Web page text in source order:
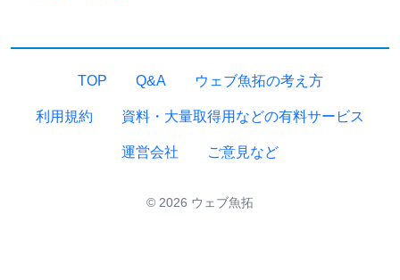
TOP Q&A ウェブ魚拓の考え方
利用規約 資料・大量取得用などの有料サービス
運営会社 ご意見など
© 2026 ウェブ魚拓